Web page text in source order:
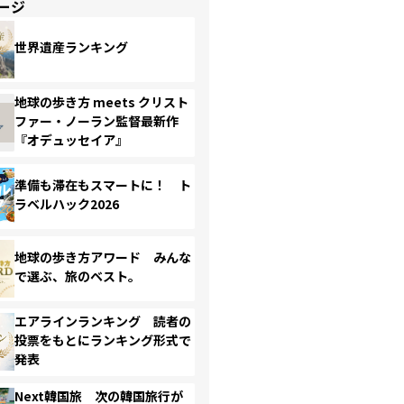
ジ
世界遺産ランキング
地球の歩き方 meets クリスト
ファー・ノーラン監督最新作
『オデュッセイア』
準備も滞在もスマートに！ ト
ラベルハック2026
地球の歩き方アワード みんな
で選ぶ、旅のベスト。
エアラインランキング 読者の
投票をもとにランキング形式で
発表
Next韓国旅 次の韓国旅行が